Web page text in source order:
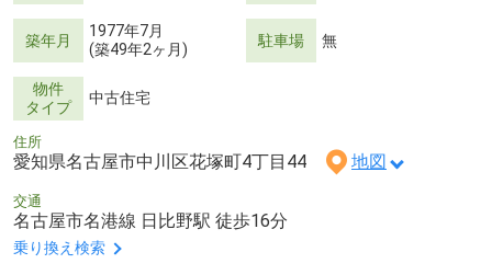
築年月
1977年7月
(築49年2ヶ月)
駐車場 無
物件
タイプ
中古住宅
住所
愛知県名古屋市中川区花塚町4丁目44 地図
交通
名古屋市名港線 日比野駅 徒歩16分
乗り換え検索